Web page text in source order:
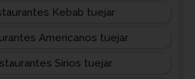
Kebab tuejar
Americanos tuejar
Sirios tuejar